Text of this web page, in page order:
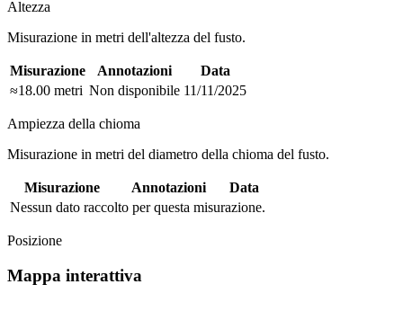
Altezza
Misurazione in metri dell'altezza del fusto.
Misurazione Annotazioni
Data
≈18.00 metri Non disponibile 11/11/2025
Ampiezza della chioma
Misurazione in metri del diametro della chioma del fusto.
Misurazione Annotazioni
Data
Nessun dato raccolto per questa misurazione.
Posizione
Mappa interattiva